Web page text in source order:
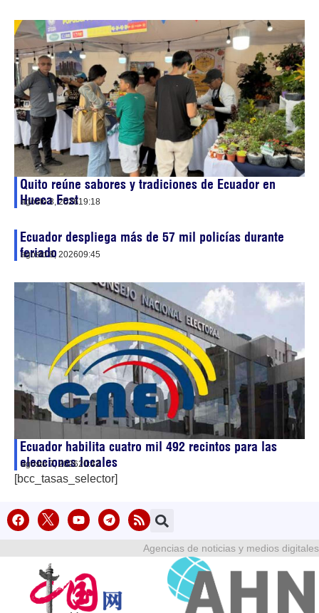
Quito reúne sabores y tradiciones de Ecuador en
Hueca Fest
agosto 8, 202619:18
Ecuador despliega más de 57 mil policías durante
feriado
agosto 8, 202609:45
Ecuador habilita cuatro mil 492 recintos para las
elecciones locales
agosto 7, 202620:42
[bcc_tasas_selector]
Agencias de noticias y medios digitales